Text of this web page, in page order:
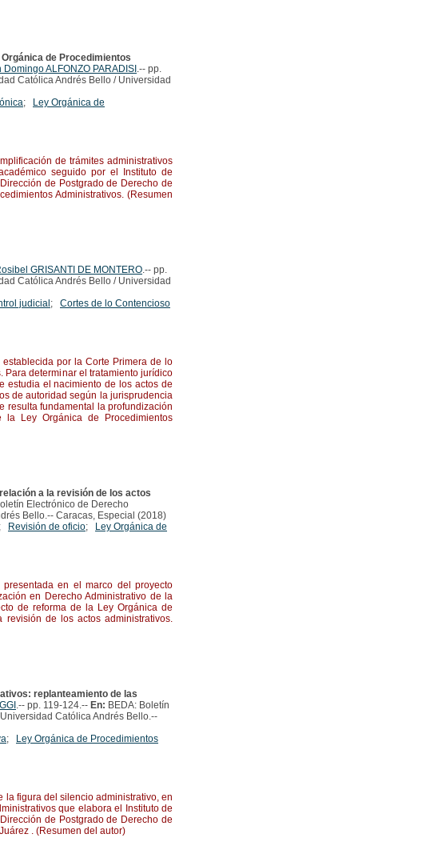
de Procedimientos
Domingo ALFONZO PARADISI .-- pp.
Católica Andrés Bello / Universidad
;
Ley Orgánica de
de trámites administrativos
seguido por el Instituto de
de Postgrado de Derecho de
Administrativos. (Resumen
GRISANTI DE MONTERO.-- pp.
Católica Andrés Bello / Universidad
judicial ; Cortes de lo Contencioso
por la Corte Primera de lo
Para determinar el tratamiento jurídico
estudia el nacimiento de los actos de
de autoridad según la jurisprudencia
resulta fundamental la profundización
Ley Orgánica de Procedimientos
a la revisión de los actos
Electrónico de Derecho
Bello.-- Caracas, Especial (2018)
; Revisión de oficio;
Ley Orgánica de
en el marco del proyecto
en Derecho Administrativo de la
de reforma de la Ley Orgánica de
de los actos administrativos.
replanteamiento de las
.-- pp. 119-124.-- En: BEDA: Boletín
Católica Andrés Bello.--
;
Ley Orgánica de Procedimientos
figura del silencio administrativo, en
que elabora el Instituto de
de Postgrado de Derecho de
. (Resumen del autor)